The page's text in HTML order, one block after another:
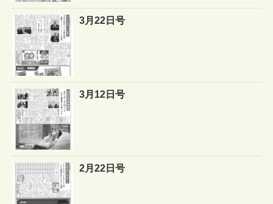
3月22日号
3月12日号
2月22日号